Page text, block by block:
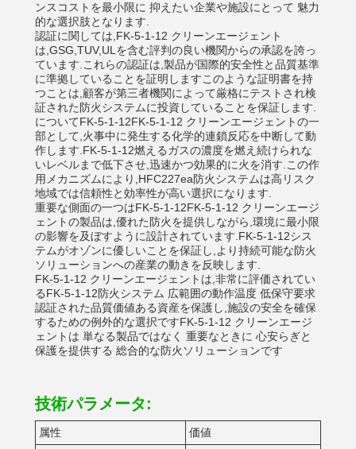
ンスコストを最小限に 抑えたい企業や施設にとって 魅力
的な選択肢となります.
認証に関しては,FK-5-1-12 クリーンエージェント
は,GSG,TUV,ULを含む評判の良い機関からの承認を誇っ
ています.これらの認証は,製品が国際的安全性と品質基準
に準拠していることを証明しますこのような証明書を持
つことは,顧客が第三者機関によって厳格にテストされ検
証された防火システムに投資していることを保証します.
についてFK-5-1-12FK-5-1-12 クリーンエージェントの一
部として,火事中に発生する化学的連鎖反応を中断して動
作します. FK-5-1-12燃えるガスの濃度を燃え続けられな
いレベルまで低下させ,迅速かつ効果的に火を消す.この作
用メカニズムにより,HFC227ea防火システムは高リスク
地域では信頼性と効率性が高い選択になります.
重要な側面の一つはFK-5-1-12FK-5-1-12 クリーンエージ
ェントの製品は,優れた防火を提供しながら,環境に最小限
の影響を及ぼすように設計されています. FK-5-1-12シス
テムがオゾンに優しいことを保証し,より持続可能な防火
ソリューションへの産業の動きを反映します.
FK-5-1-12 クリーンエージェントは,非常に評価されてい
るFK-5-1-12防火システム 広範囲の動作温度 低保守要求
認証された品質価値ある資産を保護し,施設の安全を確保
するための例外的な選択ですFK-5-1-12 クリーンエージ
ェントは 単なる製品ではなく 重要なときに 心安らぎと
保護を提供する 総合的な防火ソリューションです
技術パラメータ:
属性
価値